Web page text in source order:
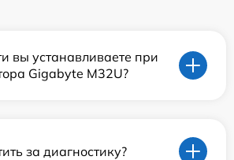
вы устанавливаете при
Gigabyte M32U?
за диагностику?